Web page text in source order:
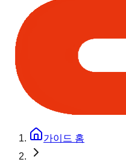
가이드 홈